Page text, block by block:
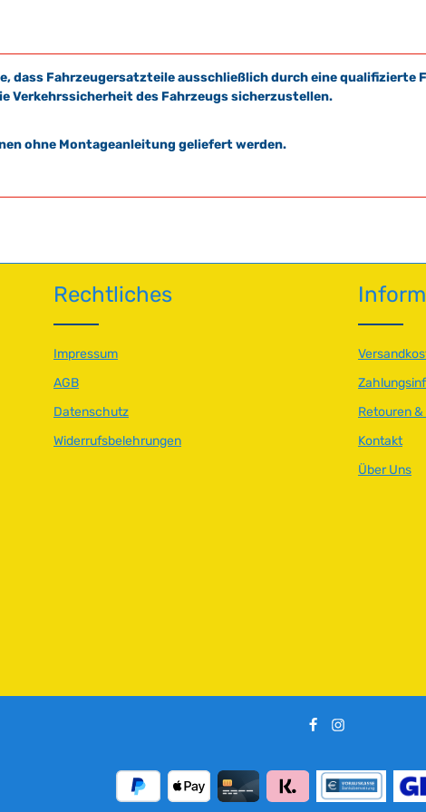
dass Fahrzeugersatzteile ausschließlich durch eine
Verkehrssicherheit des Fahrzeugs sicherzustellen.
ohne Montageanleitung geliefert werden.
Rechtliches
Impressum
AGB
Datenschutz
Widerrufsbelehrungen
Retouren
Kontakt
Über Uns